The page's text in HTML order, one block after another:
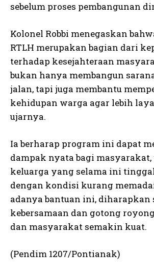
sebelum proses pembangunan
Kolonel Robbi menegaskan
RTLH merupakan bagian dari
terhadap kesejahteraan
bukan hanya membangun
jalan, tapi juga membantu
kehidupan warga agar lebih
ujarnya.
Ia berharap program ini dapat
dampak nyata bagi masyarakat,
keluarga yang selama ini
dengan kondisi kurang
adanya bantuan ini, diharapkan
kebersamaan dan gotong
dan masyarakat semakin kuat.
(Pendim 1207/Pontianak)